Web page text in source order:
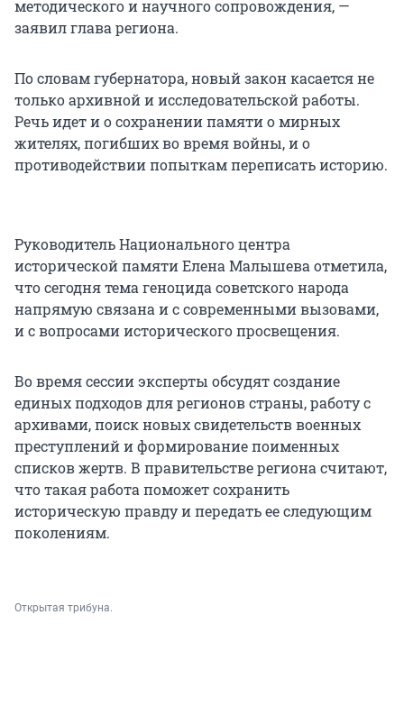
методического и научного сопровождения, —
заявил глава региона.
По словам губернатора, новый закон касается не
только архивной и исследовательской работы.
Речь идет и о сохранении памяти о мирных
жителях, погибших во время войны, и о
противодействии попыткам переписать историю.
Руководитель Национального центра
исторической памяти Елена Малышева отметила,
что сегодня тема геноцида советского народа
напрямую связана и с современными вызовами,
и с вопросами исторического просвещения.
Во время сессии эксперты обсудят создание
единых подходов для регионов страны, работу с
архивами, поиск новых свидетельств военных
преступлений и формирование поименных
списков жертв. В правительстве региона считают,
что такая работа поможет сохранить
историческую правду и передать ее следующим
поколениям.
Открытая трибуна.